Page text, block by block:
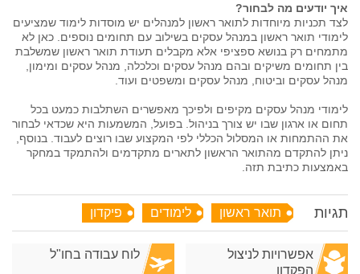
איך יודעים מה לבחור?
לצד תכניות מיוחדות לתואר ראשון למנהלים יש מוסדות לימוד שמציעים
לימודי תואר ראשון במנהל עסקים בשילוב עם תחומים נוספים. כאן לא
מתמחים רק בנושא ספציפי אלא מקבלים תעודת תואר ראשון שמשלבת
בין תחומים משיקים ובהם מנהל עסקים וכלכלה, מנהל עסקים ומימון,
מנהל עסקים וביטוח, מנהל עסקים ומשפטים ועוד.
לימודי מנהל עסקים מקיפים ולפיכך מאפשרים השתלבות כמעט בכל
תחום או ארגון שבו יש צורך בניהול. בפועל, המשמעות היא שכדאי לבחור
את ההתמחות או המסלול הכללי לפי המקצוע שבו רוצים לעבוד. בנוסף,
ניתן להתקדם מהתואר הראשון לתארים מתקדמים ולהתמקד במחקר
באמצעות כתיבת תזה.
תגיות תואר ראשון לימודים פיקדון
אפשרויות לניצול
הפקדון
לוח עבודה בחו"ל